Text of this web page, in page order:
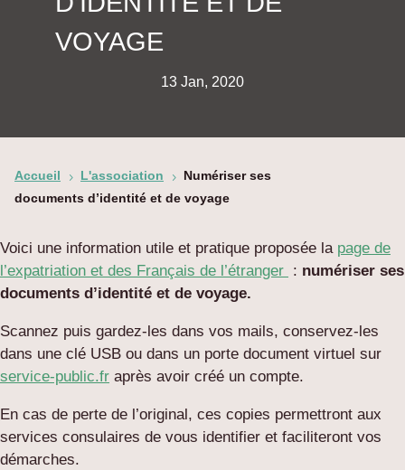
VOYAGE
13 Jan, 2020
Accueil 5 L'association 5
Numériser ses
documents d’identité et de voyage
Voici une information utile et pratique proposée la page de
l’expatriation et des Français de l’étranger : numériser ses
documents d’identité et de voyage.
Scannez puis gardez-les dans vos mails, conservez-les
dans une clé USB ou dans un porte document virtuel sur
service-public.fr après avoir créé un compte.
En cas de perte de l’original, ces copies permettront aux
services consulaires de vous identifier et faciliteront vos
démarches.